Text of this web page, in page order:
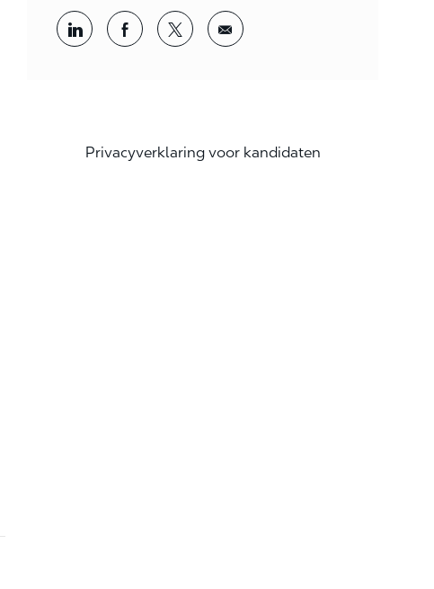
Share via LinkedInShare via Facebook
Share via twitterShare via email
Privacyverklaring voor kandidaten